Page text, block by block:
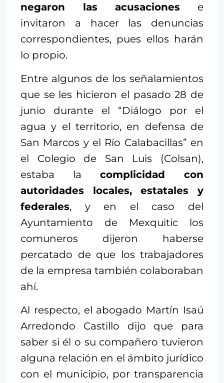
negaron las acusaciones e
invitaron a hacer las denuncias
correspondientes, pues ellos harán
lo propio.
Entre algunos de los señalamientos
que se les hicieron el pasado 28 de
junio durante el “Diálogo por el
agua y el territorio, en defensa de
San Marcos y el Río Calabacillas” en
el Colegio de San Luis (Colsan),
estaba la complicidad con
autoridades locales, estatales y
federales, y en el caso del
Ayuntamiento de Mexquitic los
comuneros dijeron haberse
percatado de que los trabajadores
de la empresa también colaboraban
ahí.
Al respecto, el abogado Martín Isaú
Arredondo Castillo dijo que para
saber si él o su compañero tuvieron
alguna relación en el ámbito jurídico
con el municipio, por transparencia